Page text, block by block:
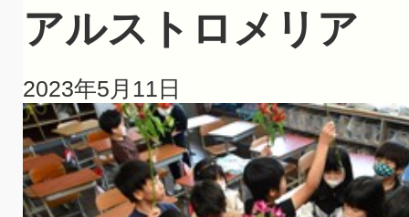
アルストロメリア
2023年5月11日